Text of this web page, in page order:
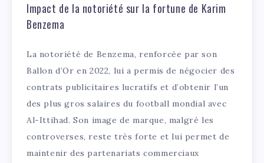
Impact de la notoriété sur la fortune de Karim
Benzema
La notoriété de Benzema, renforcée par son
Ballon d’Or en 2022, lui a permis de négocier des
contrats publicitaires lucratifs et d’obtenir l’un
des plus gros salaires du football mondial avec
Al-Ittihad. Son image de marque, malgré les
controverses, reste très forte et lui permet de
maintenir des partenariats commerciaux